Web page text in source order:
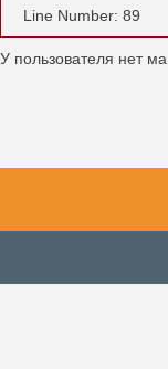
Line Number: 89
У пользователя нет